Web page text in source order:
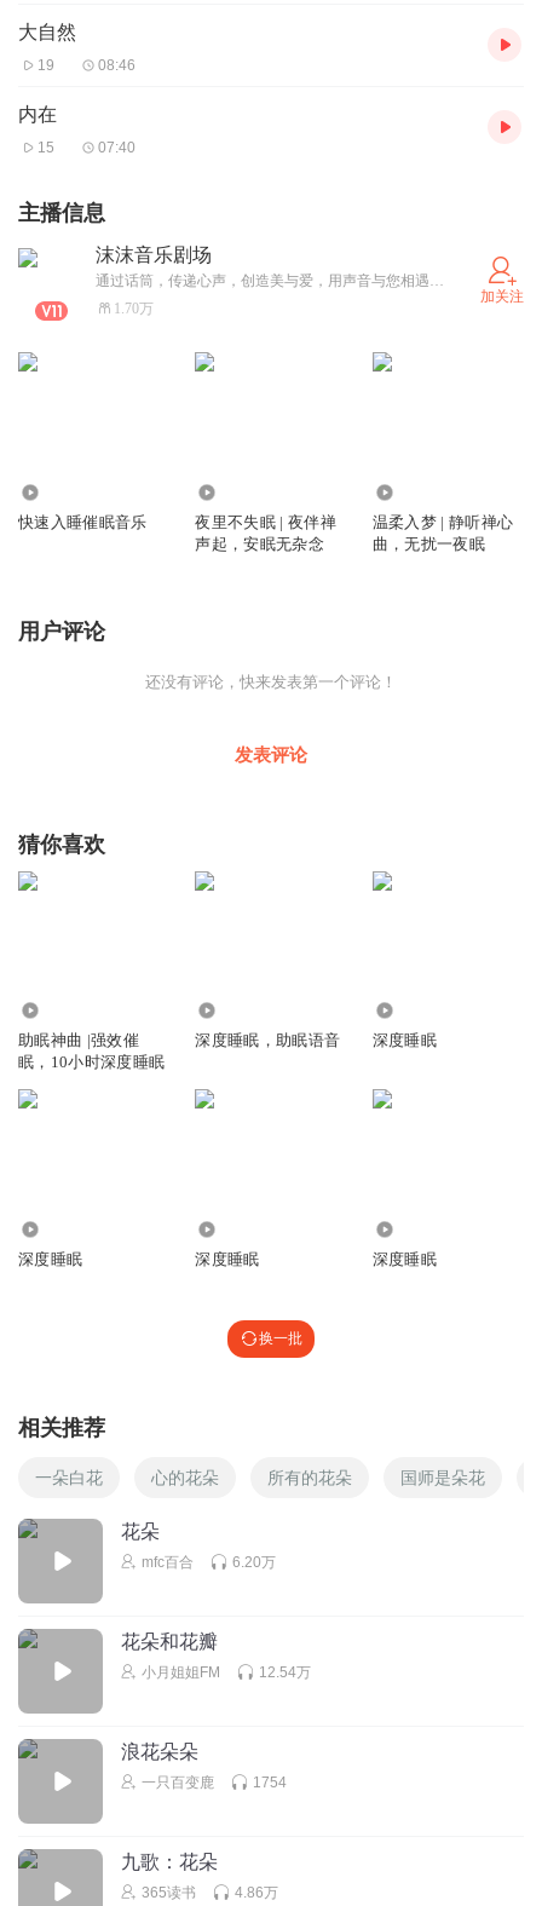
大自然
19 08:46
内在
15 07:40
主播信息
沫沫音乐剧场
通过话筒，传递心声，创造美与爱，用声音与您相遇！一位爱讲故事的姑娘。
1.70万
加关注
快速入睡催眠音乐
夜里不失眠 | 夜伴禅
声起，安眠无杂念
温柔入梦 | 静听禅心
曲，无扰一夜眠
用户评论
还没有评论，快来发表第一个评论！
发表评论
猜你喜欢
助眠神曲 |强效催
眠，10小时深度睡眠
深度睡眠，助眠语音 深度睡眠
深度睡眠 深度睡眠 深度睡眠
换一批
相关推荐
一朵白花 心的花朵 所有的花朵 国师是朵花
花朵
mfc百合 6.20万
花朵和花瓣
小月姐姐FM 12.54万
浪花朵朵
一只百变鹿 1754
九歌：花朵
365读书 4.86万